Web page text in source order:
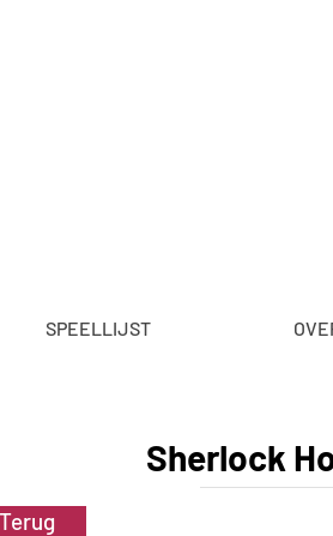
SPEELLIJST
Sherlock
Terug